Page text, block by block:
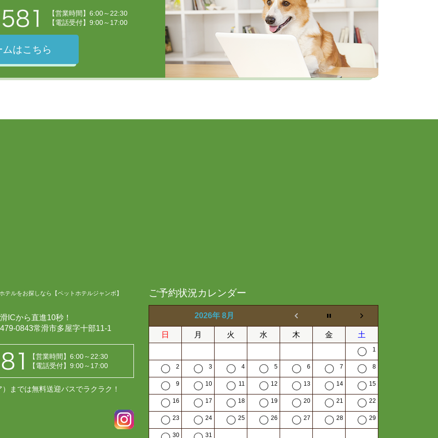
【営業時間】6:00～22:30
【電話受付】9:00～17:00
はこちら
ルをお探しなら【ペットホテルジャンボ】
ICから直進10秒！
0843常滑市多屋字十部11-1
【営業時間】6:00～22:30
【電話受付】9:00～17:00
までは無料送迎バスでラクラク！
ご予約状況カレンダー
2026年 8月
日 月 火 水 木 金 土
1
2 3 4 5 6 7 8
9 10 11 12 13 14 15
16 17 18 19 20 21 22
23 24 25 26 27 28 29
30 31